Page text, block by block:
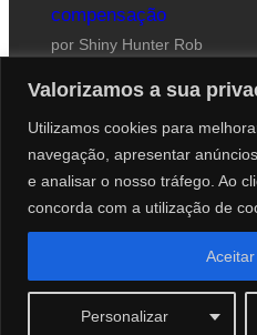
Valorizamos a sua
Utilizamos cookies para
navegação, apresentar
e analisar o nosso tráfego. Ao
concorda com a utilização de
Personalizar
compensação
por Shiny Hunter Rob
Website desenhado por
© 2012-2026 PokéCenter Blog